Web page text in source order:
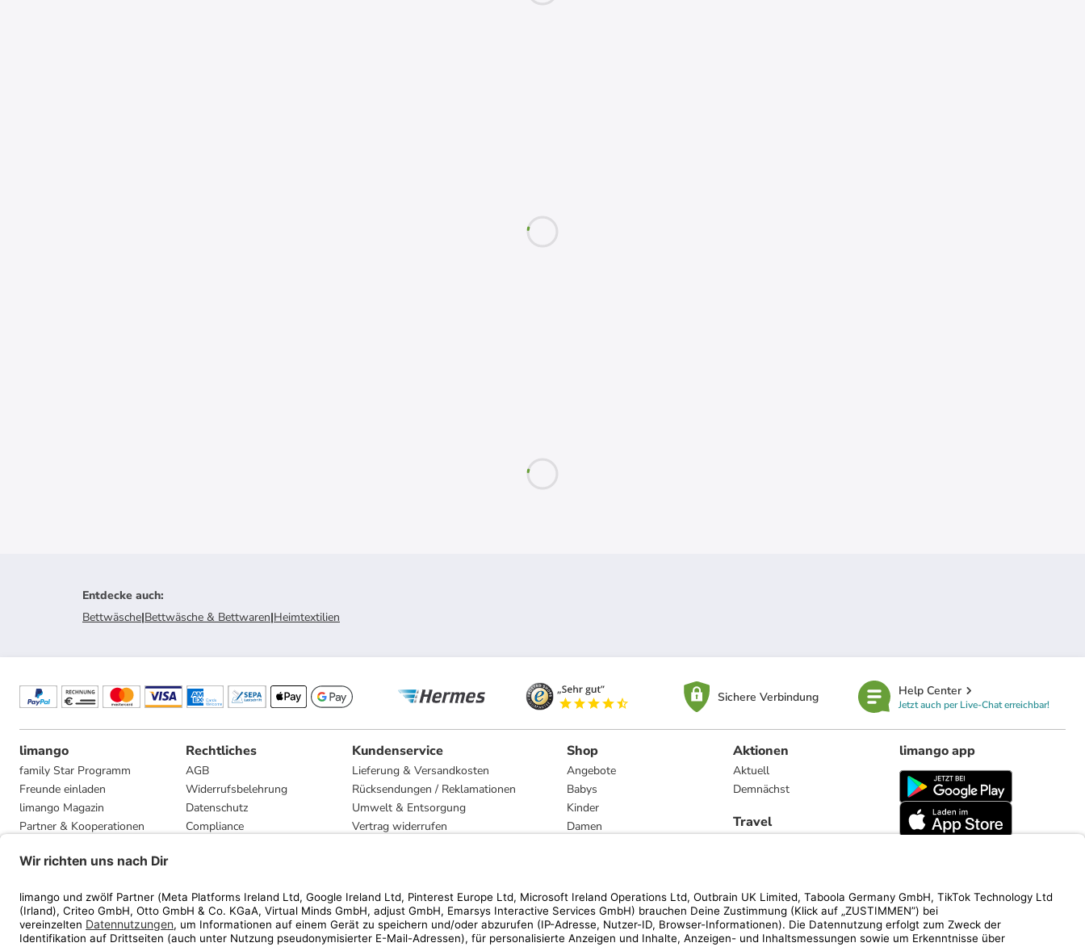
Entdecke auch:
Bettwäsche|Bettwäsche & Bettwaren|Heimtextilien
Sichere Verbindung Help Center
Jetzt auch per Live-Chat erreichbar!
limango
family Star Programm
Freunde einladen
limango Magazin
Partner & Kooperationen
Presse
Rechtliches
AGB
Widerrufsbelehrung
Datenschutz
Compliance
Kundenservice
Lieferung & Versandkosten
Rücksendungen / Reklamationen
Umwelt & Entsorgung
Vertrag widerrufen
Shop
Angebote
Babys
Kinder
Damen
Marken
Aktionen
Aktuell
Demnächst
Travel
limango app